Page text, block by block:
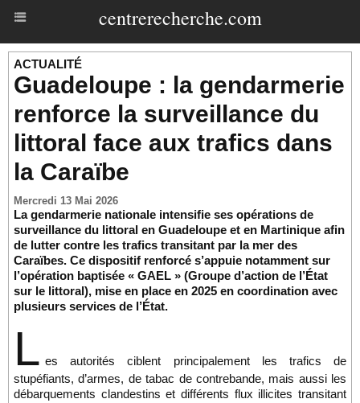
centrerecherche.com
ACTUALITÉ
Guadeloupe : la gendarmerie
renforce la surveillance du
littoral face aux trafics dans
la Caraïbe
Mercredi 13 Mai 2026
La gendarmerie nationale intensifie ses opérations de
surveillance du littoral en Guadeloupe et en Martinique afin
de lutter contre les trafics transitant par la mer des
Caraïbes. Ce dispositif renforcé s’appuie notamment sur
l’opération baptisée « GAEL » (Groupe d’action de l’État
sur le littoral), mise en place en 2025 en coordination avec
plusieurs services de l’État.
L es autorités ciblent principalement les trafics de
stupéfiants, d’armes, de tabac de contrebande, mais aussi les
débarquements clandestins et différents flux illicites transitant